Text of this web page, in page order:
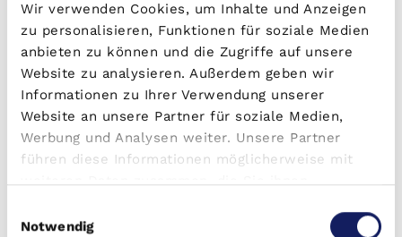
Wir verwenden Cookies, um Inhalte und Anzeigen
zu personalisieren, Funktionen für soziale Medien
anbieten zu können und die Zugriffe auf unsere
Website zu analysieren. Außerdem geben wir
Informationen zu Ihrer Verwendung unserer
Website an unsere Partner für soziale Medien,
Werbung und Analysen weiter. Unsere Partner
führen diese Informationen möglicherweise mit
weiteren Daten zusammen, die Sie ihnen
Nutzung der Dienste gesammelt haben.
Notwendig
häufig vertraglich vereinbarte Einnahmen über 20
bis 30 Jahre. Der Betreiber bekommt
allerdings keine Zuschüsse der staatlichen
Sozialkassen bei Zahlungsausfall durch die
Bewohnerin bzw. den Bewohner. Bei diesen
Einrichtungen ist ein wirtschaftlich erfolgreicher
Absicherung Ihrer anteiligen Pacht.